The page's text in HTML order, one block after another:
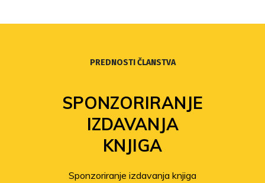
PREDNOSTI ČLANSTVA
SPONZORIRANJE
IZDAVANJA
KNJIGA
Sponzoriranje izdavanja knjiga